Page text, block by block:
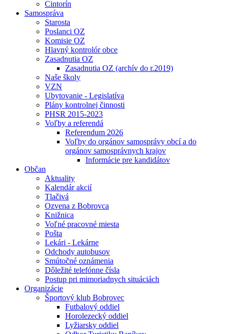
Cintorín
Samospráva
Starosta
Poslanci OZ
Komisie OZ
Hlavný kontrolór obce
Zasadnutia OZ
Zasadnutia OZ (archív do r.2019)
Naše školy
VZN
Ubytovanie - Legislatíva
Plány kontrolnej činnosti
PHSR 2015-2023
Voľby a referendá
Referendum 2026
Voľby do orgánov samosprávy obcí a do
orgánov samosprávnych krajov
Informácie pre kandidátov
Občan
Aktuality
Kalendár akcií
Tlačivá
Ozvena z Bobrovca
Knižnica
Voľné pracovné miesta
Pošta
Lekári - Lekárne
Odchody autobusov
Smútočné oznámenia
Dôležité telefónne čísla
Postup pri mimoriadnych situáciách
Organizácie
Športový klub Bobrovec
Futbalový oddiel
Horolezecký oddiel
Lyžiarsky oddiel